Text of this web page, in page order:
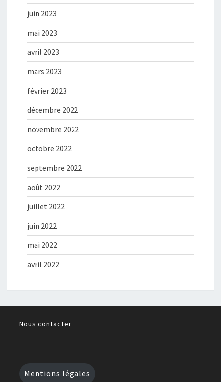
juin 2023
mai 2023
avril 2023
mars 2023
février 2023
décembre 2022
novembre 2022
octobre 2022
septembre 2022
août 2022
juillet 2022
juin 2022
mai 2022
avril 2022
Nous contacter
Mentions légales